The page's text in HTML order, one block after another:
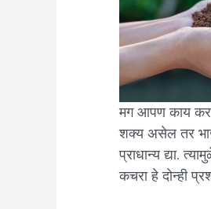
मग आपण काय
शक्य असेल तर
प्राधान्य द्या.
कचरा हे दोन्ही